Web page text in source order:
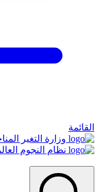
القائمة
وزارة التغير
نظام النجوم